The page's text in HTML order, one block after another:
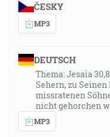
ČESKY
MP3
DEUTSCH
Thema: Jesaia
Sehern, zu
missratenen
nicht gehorchen
MP3